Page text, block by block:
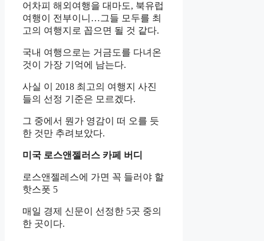
어차피 해외여행을 대마도, 북유럽
여행이 전부이니…그들 모두를 최
고의 여행지로 꼽으면 될 것 같다.
국내 여행으로는 거금도를 다녀온
것이 가장 기억에 남는다.
사실 이 2018 최고의 여행지 사진
들의 선정 기준은 모르겠다.
그 중에서 뭔가 영감이 떠 오를 듯
한 것만 추려보았다.
미국 로스앤젤러스 카페 버디
로스앤젤레스에 가면 꼭 들러야 할
핫스폿 5
매일 경제 신문이 선정한 5곳 중의
한 곳이다.